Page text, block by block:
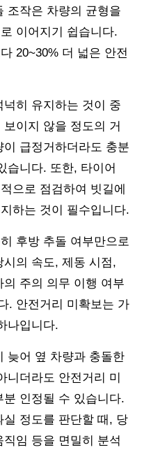
조작은 차량의 균형을
이어지기 쉽습니다.
20~30% 더 넓은 안전
히 유지하는 것이 중
이지 않을 정도의 거
급정거하더라도 충분
습니다. 또한, 타이어
으로 점검하여 빗길에
하는 것이 필수입니다.
후방 추돌 여부만으로
의 속도, 제동 시점,
주의 의무 이행 여부
. 안전거리 미확보는 가
나입니다.
늦어 옆 차량과 충돌한
더라도 안전거리 미
인정될 수 있습니다.
정도를 판단할 때, 당
임 등을 면밀히 분석